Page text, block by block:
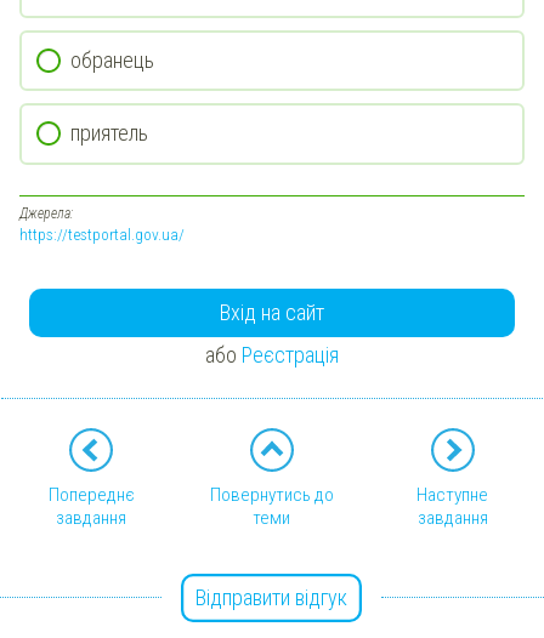
обранець
приятель
Джерела:
https://testportal.gov.ua/
Вхід на сайт
або Реєстрація
Попереднє
завдання
Повернутись до
теми
Наступне
завдання
Відправити відгук